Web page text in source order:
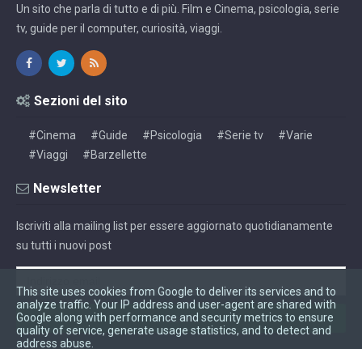
Un sito che parla di tutto e di più. Film e Cinema, psicologia, serie
tv, guide per il computer, curiosità, viaggi.
Sezioni del sito
#Cinema #Guide #Psicologia #Serie tv
#Varie
#Viaggi
#Barzellette
Newsletter
Iscriviti alla mailing list per essere aggiornato quotidianamente
su tutti i nuovi post
This site uses cookies from Google to deliver its services and to
analyze traffic. Your IP address and user-agent are shared with
Google along with performance and security metrics to ensure
quality of service, generate usage statistics, and to detect and
address abuse.